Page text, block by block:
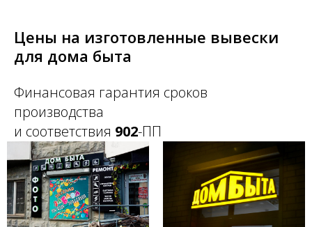
Цены на изготовленные вывески
для дома быта
Финансовая гарантия сроков
производства
и соответствия 902-ПП